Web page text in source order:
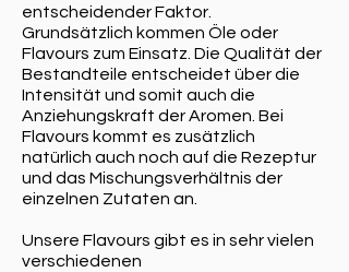
entscheidender Faktor.
Grundsätzlich kommen Öle oder
Flavours zum Einsatz. Die Qualität der
Bestandteile entscheidet über die
Intensität und somit auch die
Anziehungskraft der Aromen. Bei
Flavours kommt es zusätzlich
natürlich auch noch auf die Rezeptur
und das Mischungsverhältnis der
einzelnen Zutaten an.
Unsere Flavours gibt es in sehr vielen
verschiedenen